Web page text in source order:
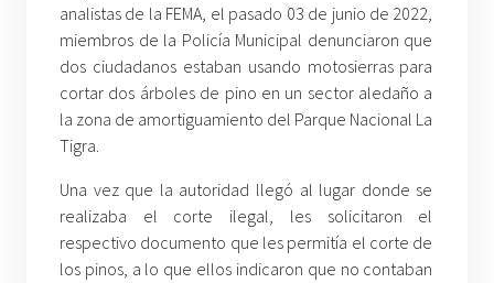
analistas de la FEMA, el pasado 03 de junio de 2022,
miembros de la Policía Municipal denunciaron que
dos ciudadanos estaban usando motosierras para
cortar dos árboles de pino en un sector aledaño a
la zona de amortiguamiento del Parque Nacional La
Tigra.
Una vez que la autoridad llegó al lugar donde se
realizaba el corte ilegal, les solicitaron el
respectivo documento que les permitía el corte de
los pinos, a lo que ellos indicaron que no contaban